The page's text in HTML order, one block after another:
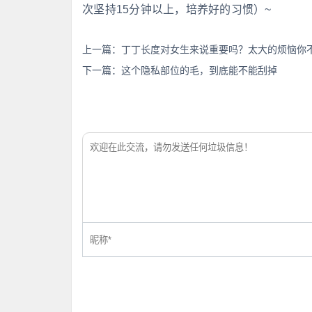
次坚持15分钟以上，培养好的习惯）~
上一篇： 丁丁长度对女生来说重要吗？太大的烦恼
下一篇： 这个隐私部位的毛，到底能不能刮掉